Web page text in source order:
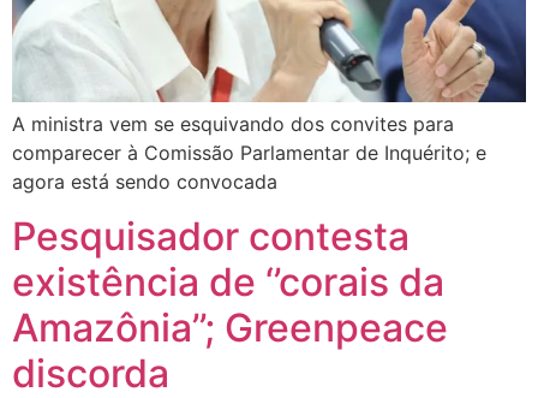
A ministra vem se esquivando dos convites para
comparecer à Comissão Parlamentar de Inquérito; e
agora está sendo convocada
Pesquisador contesta
existência de ‘’corais da
Amazônia’’; Greenpeace
discorda